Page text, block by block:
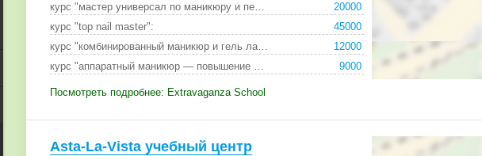
курс "мастер универсал по маникюру и педикюру":
20000
курс "top nail master":
45000
курс "комбинированный маникюр и гель лак — повышен:
12000
курс "аппаратный маникюр — повышение квалификации":
9000
Посмотреть подробнее: Extravaganza School
Asta-La-Vista учебный центр